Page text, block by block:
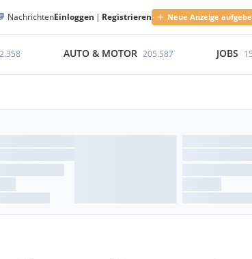
NachrichtenEinloggen | Registrieren Neue Anzeige
AUTO & MOTOR 205.587 JOBS